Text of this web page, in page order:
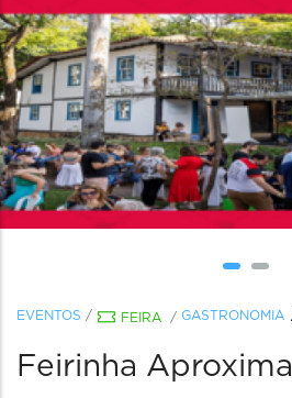
EVENTOS / FEIRA / GASTRONOMIA
Feirinha Aproxima